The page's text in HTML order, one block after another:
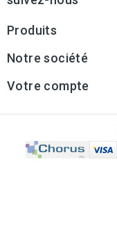
Produits
Notre société
Votre compte